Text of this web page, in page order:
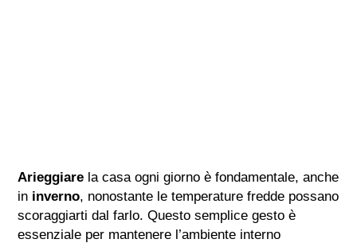
Arieggiare la casa ogni giorno è fondamentale, anche
in inverno, nonostante le temperature fredde possano
scoraggiarti dal farlo. Questo semplice gesto è
essenziale per mantenere l’ambiente interno